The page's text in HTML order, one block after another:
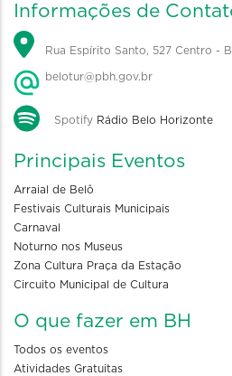
Informações de
Rua Espírito Santo, 527 Centro -
belotur@pbh.gov.br
Spotify Rádio Belo Horizonte
Principais Eventos
Arraial de Belô
Festivais Culturais Municipais
Carnaval
Noturno nos Museus
Zona Cultura Praça da Estação
Circuito Municipal de Cultura
O que fazer em BH
Todos os eventos
Atividades Gratuitas